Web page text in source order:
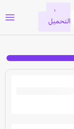
جاري
التحميل